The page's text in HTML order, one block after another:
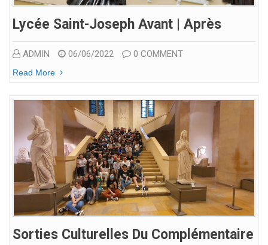
Lycée Saint-Joseph Avant | Après
ADMIN 06/06/2022 0 COMMENT
Read More
Sorties Culturelles Du Complémentaire